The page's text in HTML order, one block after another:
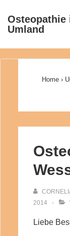
Zum
Inhalt
Osteopathie
Umland
Main
Navigation
Home ›
2014
Liebe